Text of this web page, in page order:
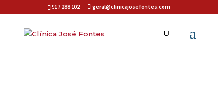
917 288 102 geral@clinicajosefontes.com